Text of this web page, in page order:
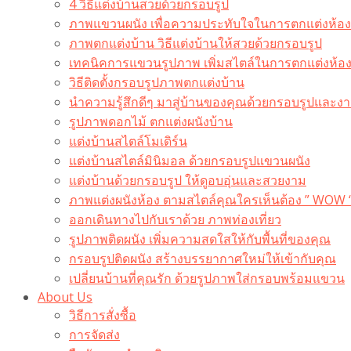
4 วิธีแต่งบ้านสวยด้วยกรอบรูป
ภาพแขวนผนัง เพื่อความประทับใจในการตกแต่งห้อง
ภาพตกแต่งบ้าน วิธีแต่งบ้านให้สวยด้วยกรอบรูป
เทคนิคการแขวนรูปภาพ เพิ่มสไตล์ในการตกแต่งห้อง
วิธีติดตั้งกรอบรูปภาพตกแต่งบ้าน
นำความรู้สึกดีๆ มาสู่บ้านของคุณด้วยกรอบรูปและง
รูปภาพดอกไม้ ตกแต่งผนังบ้าน
แต่งบ้านสไตล์โมเดิร์น
แต่งบ้านสไตล์มินิมอล ด้วยกรอบรูปแขวนผนัง
แต่งบ้านด้วยกรอบรูป ให้ดูอบอุ่นและสวยงาม
ภาพแต่งผนังห้อง ตามสไตล์คุณใครเห็นต้อง ” WOW
ออกเดินทางไปกับเราด้วย ภาพท่องเที่ยว
รูปภาพติดผนัง เพิ่มความสดใสให้กับพื้นที่ของคุณ
กรอบรูปติดผนัง สร้างบรรยากาศใหม่ให้เข้ากับคุณ
เปลี่ยนบ้านที่คุณรัก ด้วยรูปภาพใส่กรอบพร้อมแขวน​
About Us
วิธีการสั่งซื้อ
การจัดส่ง